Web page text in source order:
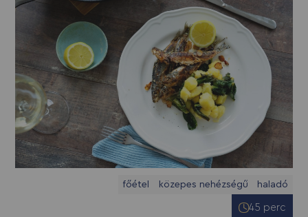
45 perc
főétel közepes nehézségű haladó